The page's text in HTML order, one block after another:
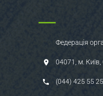
Федерація
04071, м.
(044) 425 55 25